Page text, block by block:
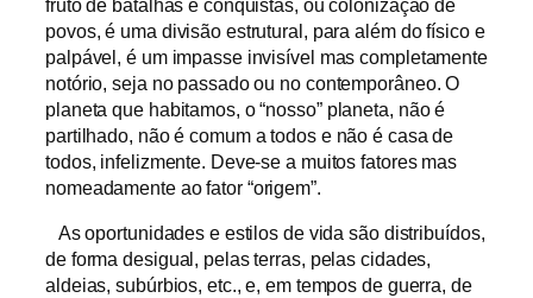
fruto de batalhas e conquistas, ou colonização de
povos, é uma divisão estrutural, para além do físico e
palpável, é um impasse invisível mas completamente
notório, seja no passado ou no contemporâneo. O
planeta que habitamos, o “nosso” planeta, não é
partilhado, não é comum a todos e não é casa de
todos, infelizmente. Deve-se a muitos fatores mas
nomeadamente ao fator “origem”.
As oportunidades e estilos de vida são distribuídos,
de forma desigual, pelas terras, pelas cidades,
aldeias, subúrbios, etc., e, em tempos de guerra, de